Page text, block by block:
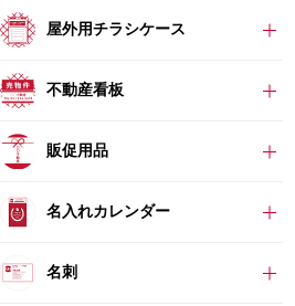
屋外用チラシケース
不動産看板
販促用品
名入れカレンダー
名刺